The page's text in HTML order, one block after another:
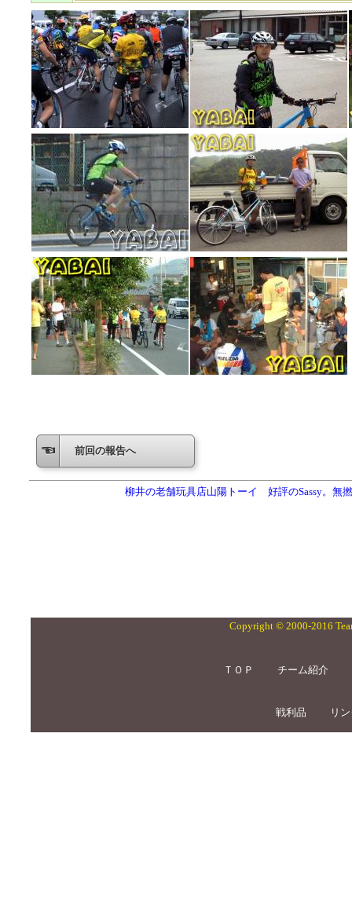
前回の報告へ
柳井の老舗玩具店山陽トーイ 好評のSassy。無
Copyright © 2000-2016
ＴＯＰ チーム紹介
戦利品 リ